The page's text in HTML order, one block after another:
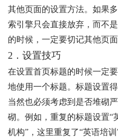
其他页面的设置方法。如果
索引擎只会直接放弃，而不
的时候，一定要切记其他页
2．设置技巧
在设置首页标题的时候一定
地使用一个标题。标题设置
当然也必须考虑到是否堆砌
砌。例如，重复的标题设置“
机构”，这里重复了“英语培